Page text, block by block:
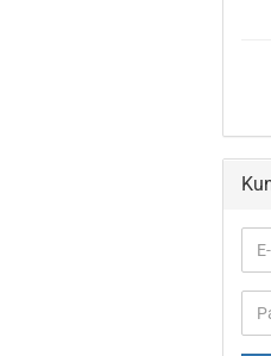
E-